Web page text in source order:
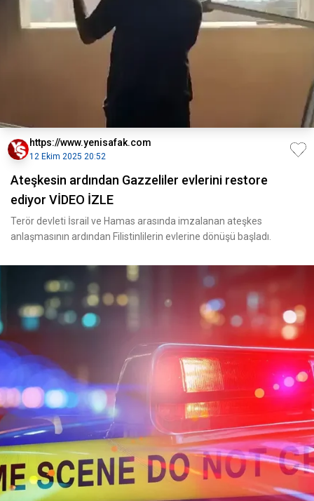
https://www.yenisafak.com
12 Ekim 2025 20:52
Ateşkesin ardından Gazzeliler evlerini restore
ediyor VİDEO İZLE
Terör devleti İsrail ve Hamas arasında imzalanan ateşkes
anlaşmasının ardından Filistinlilerin evlerine dönüşü başladı.